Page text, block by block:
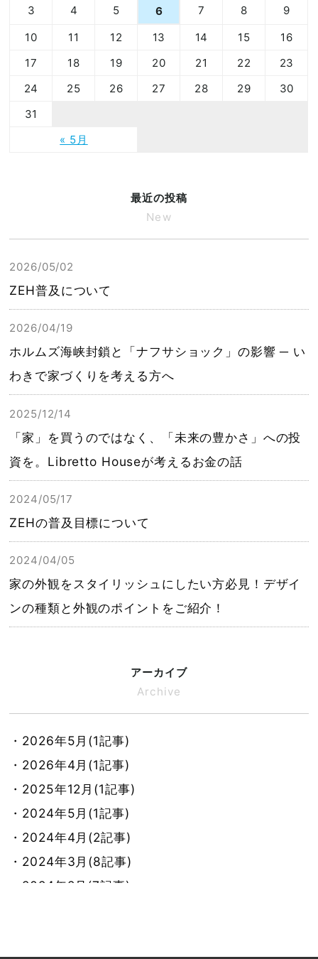
« 5月
3
4 5 6 7 8
9
10
11 12 13 14 15
16
17
18 19 20 21 22
23
24
25 26 27 28 29
30
31
最近の投稿
New
2026/05/02
ZEH普及について
2026/04/19
ホルムズ海峡封鎖と「ナフサショック」の影響 ─ い
わきで家づくりを考える方へ
2025/12/14
「家」を買うのではなく、「未来の豊かさ」への投
資を。Libretto Houseが考えるお金の話
2024/05/17
ZEHの普及目標について
2024/04/05
家の外観をスタイリッシュにしたい方必見！デザイ
ンの種類と外観のポイントをご紹介！
アーカイブ
Archive
・2026年5月(1記事)
・2026年4月(1記事)
・2025年12月(1記事)
・2024年5月(1記事)
・2024年4月(2記事)
・2024年3月(8記事)
・2024年2月(7記事)